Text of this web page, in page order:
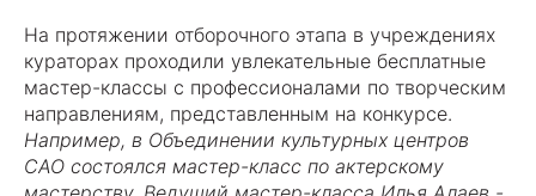
На протяжении отборочного этапа в учреждениях
кураторах проходили увлекательные бесплатные
мастер-классы с профессионалами по творческим
направлениям, представленным на конкурсе.
Например, в Объединении культурных центров
САО состоялся мастер-класс по актерскому